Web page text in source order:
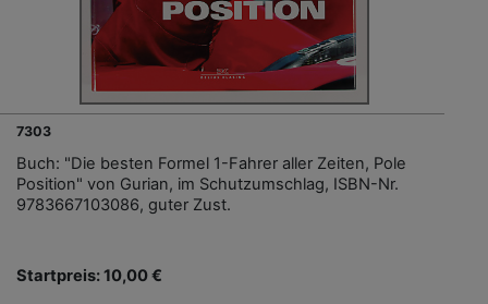
7303
Buch: "Die besten Formel 1-Fahrer aller Zeiten, Pole
Position" von Gurian, im Schutzumschlag, ISBN-Nr.
9783667103086, guter Zust.
Startpreis: 10,00 €